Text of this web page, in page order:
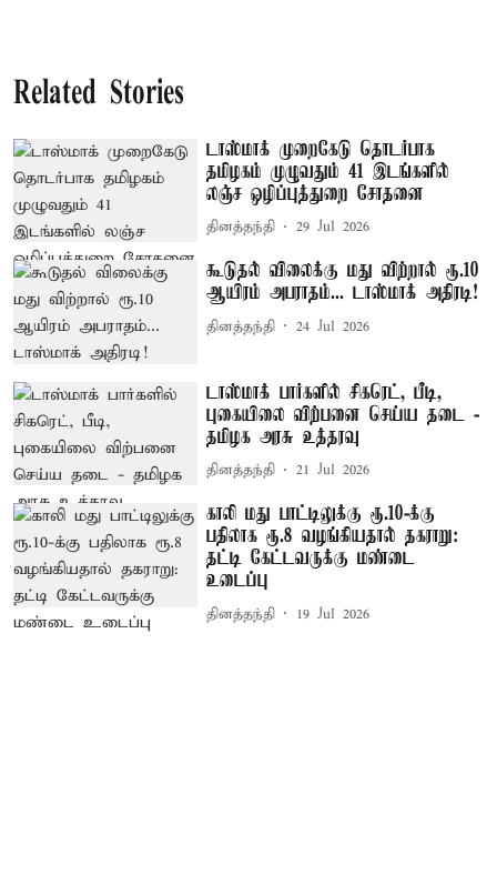
Related Stories
டாஸ்மாக் முறைகேடு தொடர்பாக
தமிழகம் முழுவதும் 41 இடங்களில்
லஞ்ச ஒழிப்புத்துறை சோதனை
தினத்தந்தி 29 Jul 2026
கூடுதல் விலைக்கு மது விற்றால் ரூ.10
ஆயிரம் அபராதம்... டாஸ்மாக் அதிரடி!
தினத்தந்தி 24 Jul 2026
டாஸ்மாக் பார்களில் சிகரெட், பீடி,
புகையிலை விற்பனை செய்ய தடை -
தமிழக அரசு உத்தரவு
தினத்தந்தி 21 Jul 2026
காலி மது பாட்டிலுக்கு ரூ.10-க்கு
பதிலாக ரூ.8 வழங்கியதால் தகராறு:
தட்டி கேட்டவருக்கு மண்டை
உடைப்பு
தினத்தந்தி 19 Jul 2026